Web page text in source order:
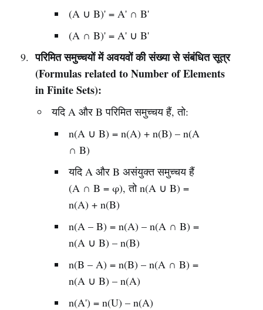
(A ∪ B)' = A' ∩ B'
(A ∩ B)' = A' ∪ B'
परिमित समुच्चयों में अवयवों की संख्या से संबंधित सूत्र
(Formulas related to Number of Elements
in Finite Sets):
यदि A और B परिमित समुच्चय हैं, तो:
n(A ∪ B) = n(A) + n(B) – n(A
∩ B)
यदि A और B असंयुक्त समुच्चय हैं
(A ∩ B = φ), तो n(A ∪ B) =
n(A) + n(B)
n(A – B) = n(A) – n(A ∩ B) =
n(A ∪ B) – n(B)
n(B – A) = n(B) – n(A ∩ B) =
n(A ∪ B) – n(A)
n(A') = n(U) – n(A)